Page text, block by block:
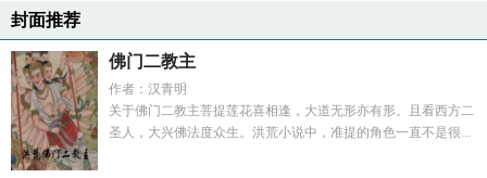
封面推荐
佛门二教主
作者：汉青明
关于佛门二教主菩提莲花喜相逢，大道无形亦有形。且看西方二
圣人，大兴佛法度众生。洪荒小说中，准提的角色一直不是很...